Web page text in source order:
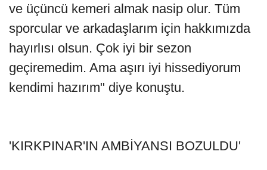
ve üçüncü kemeri almak nasip olur. Tüm
sporcular ve arkadaşlarım için hakkımızda
hayırlısı olsun. Çok iyi bir sezon
geçiremedim. Ama aşırı iyi hissediyorum
kendimi hazırım" diye konuştu.
'KIRKPINAR'IN AMBİYANSI BOZULDU'